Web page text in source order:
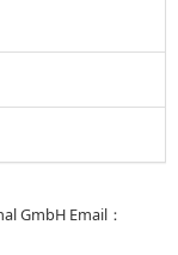
GmbH Email：